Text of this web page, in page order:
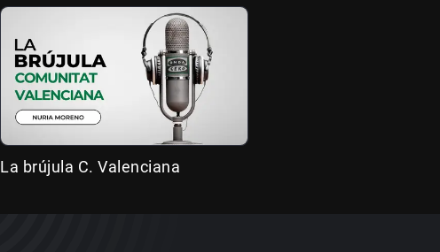
La brújula C. Valenciana